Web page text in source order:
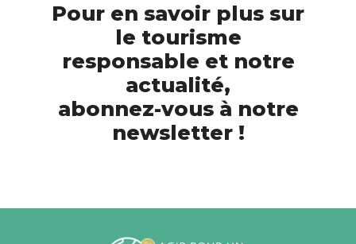
Pour en savoir plus sur
le tourisme
responsable et notre
actualité,
abonnez-vous à notre
newsletter !